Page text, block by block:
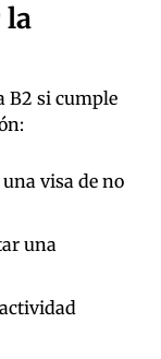
la
B2 si cumple
visa de no
una